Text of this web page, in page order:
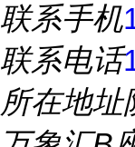
联系手机
联系电话
所在地址